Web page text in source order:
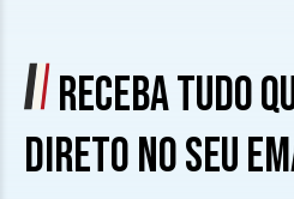
RECEBA TUDO
DIRETO NO SEU